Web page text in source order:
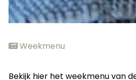
Weekmenu
Bekijk hier het weekmenu van